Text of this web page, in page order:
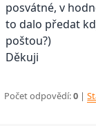
posvátné, v
to dalo předat
poštou?)
Děkuji
Počet odpovědí:0 |